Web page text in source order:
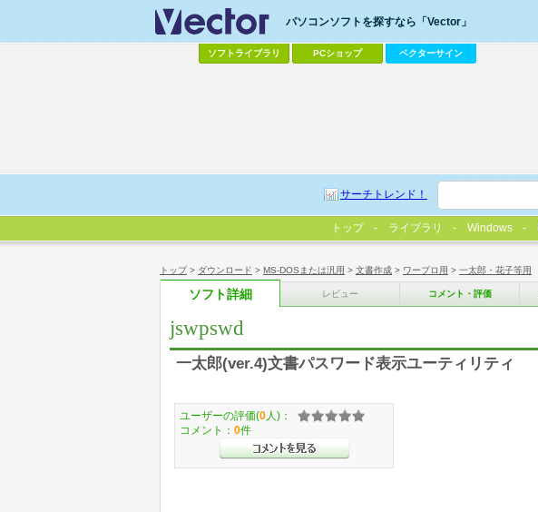
トップ> ダウンロード > MS-DOSまたは汎用 > 文書作成 > ワープロ用 > 一太郎・花子等用
ソフト詳細 レビュー コメント・評価
jswpswd
一太郎(ver.4)文書パスワード表示ユーティリティ
ユーザーの評価(0 人)：
コメント： 0件
パソコンソフトを探すなら「Vector」
ソフトライブラリ PCショップ ベクターサイン
サーチトレンド！
トップ ライブラリ Windows